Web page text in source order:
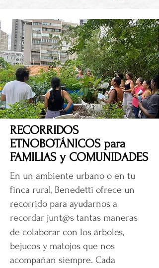
RECORRIDOS
ETNOBOTÁNICOS para
FAMILIAS y COMUNIDADES
En un ambiente urbano o en tu
finca rural, Benedetti ofrece un
recorrido para ayudarnos a
recordar junt@s tantas maneras
de colaborar con los árboles,
bejucos y matojos que nos
acompañan siempre. Cada